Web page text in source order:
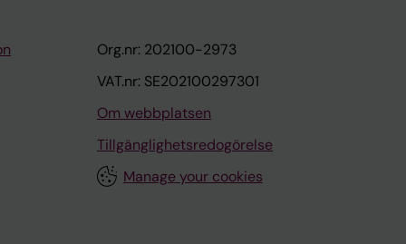
Org.nr: 202100-2973
VAT.nr: SE202100297301
Om webbplatsen
Tillgänglighetsredogörelse
Manage your cookies